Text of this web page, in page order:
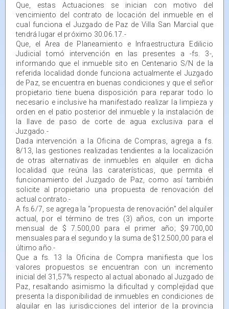
Que, estas Actuaciones se inician con motivo del
vencimiento del contrato de locación del inmueble en el
cual funciona el Juzgado de Paz de Villa San Marcial que
tendrá lugar el próximo 30.06.17.-
Que, el Area de Planeamiento e Infraestructura Edilicio
Judicial tomó intervención en las presentes a -fs. 3-,
informando que el inmueble sito en Centenario S/N de la
referida localidad donde funciona actualmente el Juzgado
de Paz, se encuentra en buenas condiciones y que el señor
propietario tiene buena disposición para reparar todo lo
necesario e inclusive ha manifestado realizar la limpieza y
orden en el patio posterior del inmueble y la instalación de
la llave de paso de corte de agua exclusiva para el
Juzgado.-
Dada intervención a la Oficina de Compras, agrega a fs.
8/13, las gestiones realizadas tendientes a la localización
de otras alternativas de inmuebles en alquiler en dicha
localidad que reúna las caraterísticas, que permita el
funcionamiento del Juzgado de Paz, como así también
solicite al propietario una propuesta de renovación del
actual contrato.-
A fs.6/7, se agrega la “propuesta de renovación” del alquiler
actual, por el término de tres (3) años, con un importe
mensual de $ 7.500,00 para el primer año; $9.700,00
mensuales para el segundo y la suma de $12.500,00 para el
último año.-
Que a fs. 13 la Oficina de Compra manifiesta que los
valores propuestos se encuentran con un incremento
inicial del 31,57% respecto al actual abonado al Juzgado de
Paz, resaltando asimismo la dificultad y complejidad que
presenta la disponibilidad de inmuebles en condiciones de
alquilar en las jurisdicciones del interior de la provincia